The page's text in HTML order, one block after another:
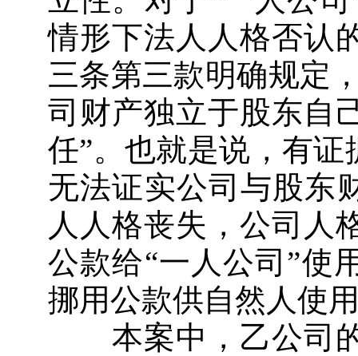
情形下法人人格否认
三条第三款明确规定
司财产独立于股东自
任”。也就是说，有
无法证实公司与股东
人人格丧失，公司人
公款给“一人公司”使
挪用公款供自然人使
本案中，乙公司的